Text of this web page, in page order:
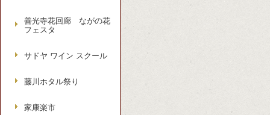
善光寺花回廊 ながの花
フェスタ
サドヤ ワイン スクール
藤川ホタル祭り
家康楽市